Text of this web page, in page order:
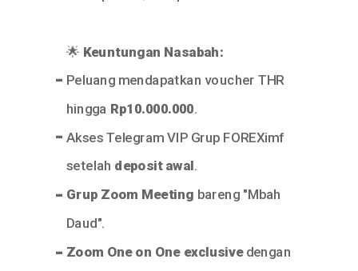
🌟 Keuntungan Nasabah:
Peluang mendapatkan voucher THR
hingga Rp10.000.000.
Akses Telegram VIP Grup FOREXimf
setelah deposit awal.
Grup Zoom Meeting bareng "Mbah
Daud".
Zoom One on One exclusive dengan
-
-
-
-